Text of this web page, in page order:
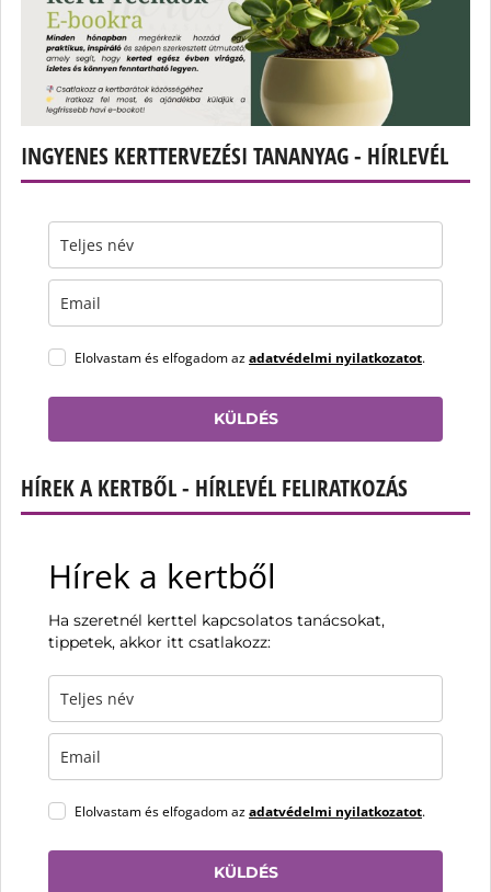
INGYENES KERTTERVEZÉSI TANANYAG - HÍRLEVÉL
Elolvastam és elfogadom azadatvédelmi nyilatkozatot.
KÜLDÉS
HÍREK A KERTBŐL - HÍRLEVÉL FELIRATKOZÁS
Hírek a kertből
Ha szeretnél kerttel kapcsolatos tanácsokat,
tippetek, akkor itt csatlakozz:
Elolvastam és elfogadom azadatvédelmi nyilatkozatot.
KÜLDÉS